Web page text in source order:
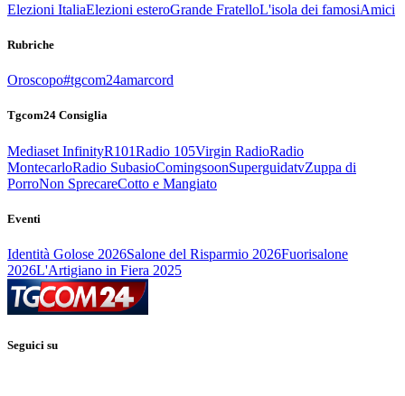
Elezioni ItaliaElezioni esteroGrande FratelloL'isola dei famosiAmici
Rubriche
Oroscopo#tgcom24amarcord
Tgcom24 Consiglia
Mediaset InfinityR101Radio 105Virgin RadioRadio
MontecarloRadio SubasioComingsoonSuperguidatvZuppa di
PorroNon SprecareCotto e Mangiato
Eventi
Identità Golose 2026Salone del Risparmio 2026Fuorisalone
2026L'Artigiano in Fiera 2025
Seguici su